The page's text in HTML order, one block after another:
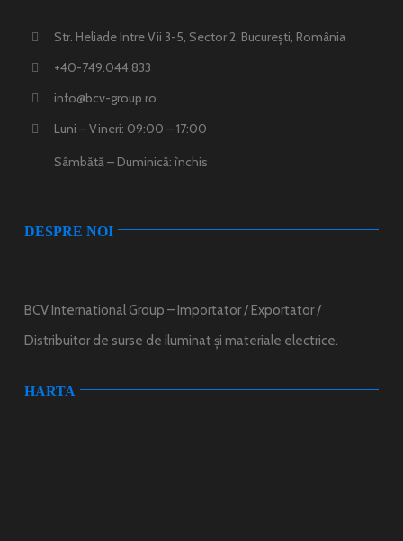
DESPRE NOI
BCV International Group – Importator / Exportator /
Distribuitor de surse de iluminat și materiale electrice.
Str. Heliade Intre Vii 3-5, Sector 2, București, România
+40-749.044.833
info@bcv-group.ro
Luni – Vineri: 09:00 – 17:00
Sâmbătă – Duminică: închis
HARTA